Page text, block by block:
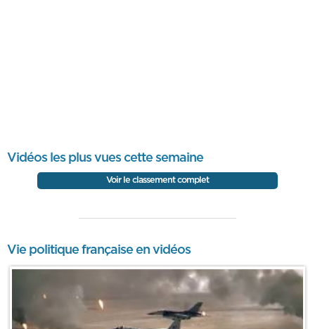
Vidéos les plus vues cette semaine
Voir le classement complet
Vie politique française en vidéos